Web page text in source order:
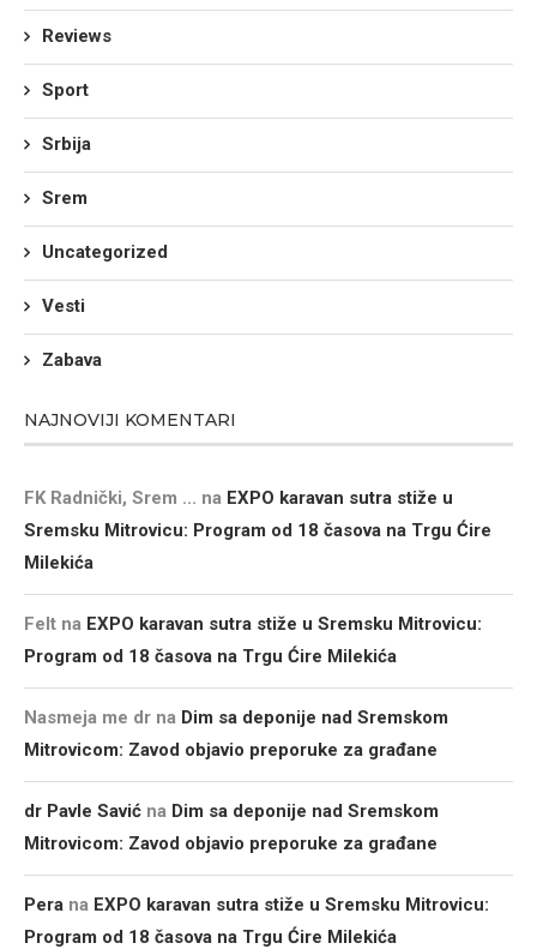
Reviews
Sport
Srbija
Srem
Uncategorized
Vesti
Zabava
NAJNOVIJI KOMENTARI
FK Radnički, Srem ... na EXPO karavan sutra stiže u
Sremsku Mitrovicu: Program od 18 časova na Trgu Ćire
Milekića
Felt na EXPO karavan sutra stiže u Sremsku Mitrovicu:
Program od 18 časova na Trgu Ćire Milekića
Nasmeja me dr na Dim sa deponije nad Sremskom
Mitrovicom: Zavod objavio preporuke za građane
dr Pavle Savić na Dim sa deponije nad Sremskom
Mitrovicom: Zavod objavio preporuke za građane
Pera na EXPO karavan sutra stiže u Sremsku Mitrovicu:
Program od 18 časova na Trgu Ćire Milekića